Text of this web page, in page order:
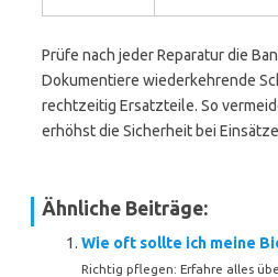
Prüfe nach jeder Reparatur die
Dokumentiere wiederkehrende
rechtzeitig Ersatzteile. So
erhöhst die Sicherheit bei
Ähnliche Beiträge:
Wie oft sollte ich meine
Richtig pflegen: Erfahre alles